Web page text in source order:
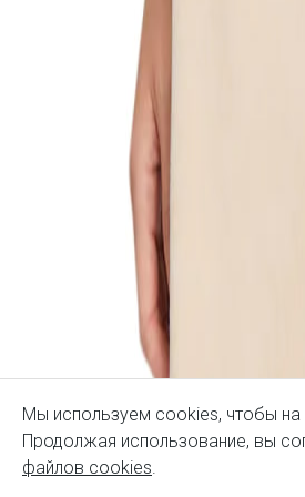
Мы используем cookies, чтобы на
Продолжая использование, вы
файлов cookies.